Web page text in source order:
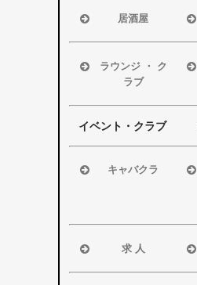
居酒屋
浜松市
磐田市
袋井市
掛川市
その他エリア
ラウンジ ・ ク
ラブ
浜松市
磐田市
袋井市
掛川市
イベント・クラブ
キャバクラ
掛川市
その他エリア
求 人
浜松市